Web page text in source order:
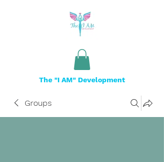
The "I AM" Development
Groups